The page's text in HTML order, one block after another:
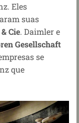
Eles
suas
Cie. Daimler e
Gesellschaft
se
que